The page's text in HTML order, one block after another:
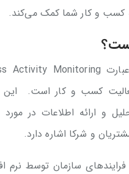
و کار شما کمک می‌کند.
کسب و کار است. این
و ارائه اطلاعات در
و شرکا اشاره دارد.